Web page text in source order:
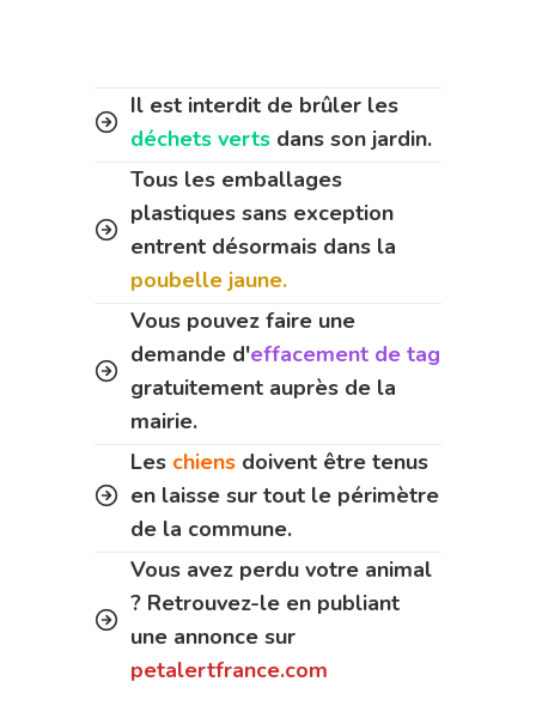
Il est interdit de brûler les
déchets verts dans son jardin.
Tous les emballages
plastiques sans exception
entrent désormais dans la
poubelle jaune.
Vous pouvez faire une
demande d'effacement de tag
gratuitement auprès de la
mairie.
Les chiens doivent être tenus
en laisse sur tout le périmètre
de la commune.
Vous avez perdu votre animal
? Retrouvez-le en publiant
une annonce sur
petalertfrance.com